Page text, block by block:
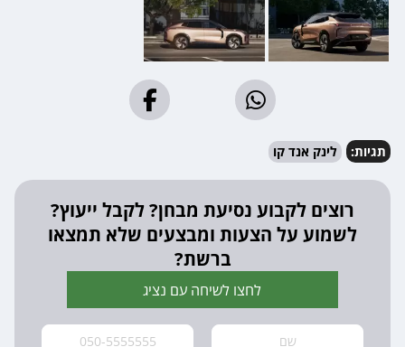
תגיות: לינק אנד קו
רוצים לקבוע נסיעת מבחן? לקבל ייעוץ?
לשמוע על הצעות ומבצעים שלא תמצאו
ברשת?
לחצו לשיחה עם נציג